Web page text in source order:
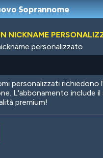
NICKNAME
personalizzato
personalizzati richiedono
L'abbonamento include
premium!